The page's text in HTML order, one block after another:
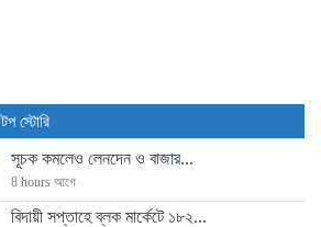
টপ স্টোরি
সূচক কমলেও লেনদেন ও বাজার...
8 hours আগে
বিদায়ী সপ্তাহে ব্লক মার্কেটে ১৮২...